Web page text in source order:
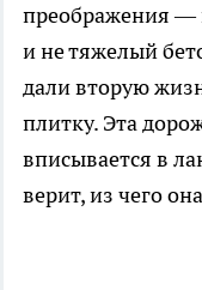
преображения —
и не тяжелый
дали вторую
плитку. Эта
вписывается в
верит, из чего